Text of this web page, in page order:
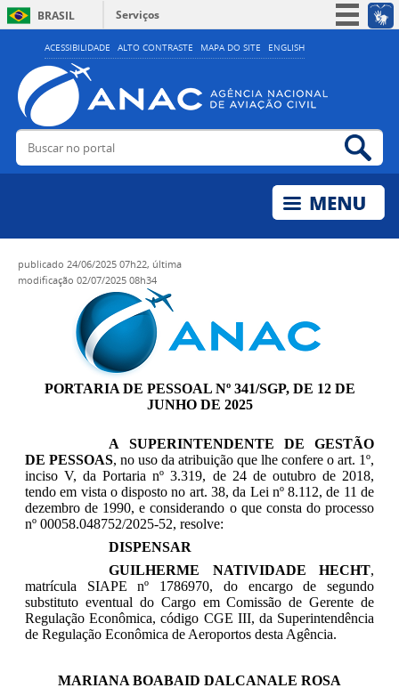
ACESSIBILIDADE ALTO CONTRASTE MAPA DO SITE ENGLISH
BRASIL
Serviços
Simplifique!
Acesso à informação
Legislação
Buscar no portal
publicado 24/06/2025 07h22, última
modificação 02/07/2025 08h34
PORTARIA DE PESSOAL Nº 341/SGP, DE 12 DE
JUNHO DE 2025
A SUPERINTENDENTE DE GESTÃO
DE PESSOAS, no uso da atribuição que lhe confere o art. 1º,
inciso V, da Portaria nº 3.319, de 24 de outubro de 2018,
tendo em vista o disposto no art. 38, da Lei nº 8.112, de 11 de
dezembro de 1990, e considerando o que consta do processo
nº 00058.048752/2025-52, resolve:
DISPENSAR
GUILHERME NATIVIDADE HECHT,
matrícula SIAPE nº 1786970, do encargo de segundo
substituto eventual do Cargo em Comissão de Gerente de
Regulação Econômica, código CGE III, da Superintendência
de Regulação Econômica de Aeroportos desta Agência.
MARIANA BOABAID DALCANALE ROSA